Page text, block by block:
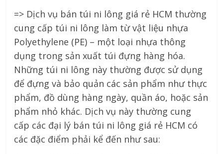
=> Dịch vụ bán túi ni lông giá rẻ HCM thường
cung cấp túi ni lông làm từ vật liệu nhựa
Polyethylene (PE) – một loại nhựa thông
dụng trong sản xuất túi đựng hàng hóa.
Những túi ni lông này thường được sử dụng
để đựng và bảo quản các sản phẩm như thực
phẩm, đồ dùng hàng ngày, quần áo, hoặc sản
phẩm nhỏ khác. Dịch vụ này thường cung
cấp các đại lý bán túi ni lông giá rẻ HCM có
các đặc điểm phải kể đến như sau: